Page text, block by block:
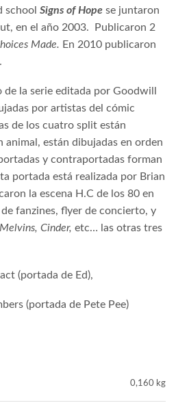
school Signs of Hope se juntaron
en el año 2003.
Publicaron 2
Made. En 2010 publicaron
de la serie editada por Goodwill
por artistas del cómic
de los cuatro split están
animal, están dibujadas en orden
y contraportadas forman
portada está realizada por Brian
la escena H.C de los 80 en
fanzines, flyer de concierto, y
Melvins, Cinder, etc… las otras tres
(portada de Ed),
(portada de Pete Pee)
0,160 kg